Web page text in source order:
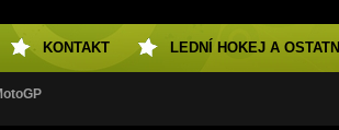
KONTAKT LEDNÍ HOKEJ A OSTATNÍ